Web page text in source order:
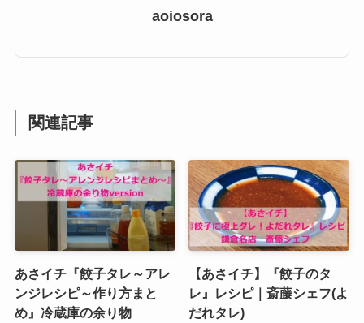
aoiosora
関連記事
あさイチ『餃子タレ～アレ
ンジレシピ～作り方まと
め』冷蔵庫の余り物
【あさイチ】『餃子のタ
レ』レシピ｜斎藤シェフ(よ
だれタレ)